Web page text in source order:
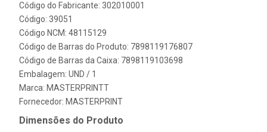
Código do Fabricante: 302010001
Código: 39051
Código NCM: 48115129
Código de Barras do Produto: 7898119176807
Código de Barras da Caixa: 7898119103698
Embalagem: UND / 1
Marca: MASTERPRINTT
Fornecedor: MASTERPRINT
Dimensões do Produto